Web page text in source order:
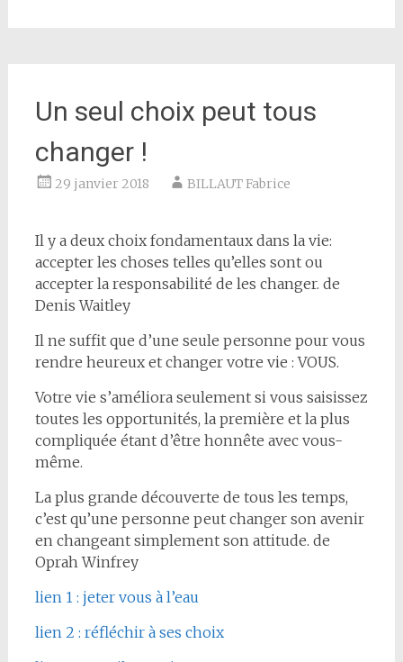
Un seul choix peut tous
changer !
29 janvier 2018 BILLAUT Fabrice
Il y a deux choix fondamentaux dans la vie:
accepter les choses telles qu’elles sont ou
accepter la responsabilité de les changer. de
Denis Waitley
Il ne suffit que d’une seule personne pour vous
rendre heureux et changer votre vie : VOUS.
Votre vie s’améliora seulement si vous saisissez
toutes les opportunités, la première et la plus
compliquée étant d’être honnête avec vous-
même.
La plus grande découverte de tous les temps,
c’est qu’une personne peut changer son avenir
en changeant simplement son attitude. de
Oprah Winfrey
lien 1 : jeter vous à l’eau
lien 2 : réfléchir à ses choix